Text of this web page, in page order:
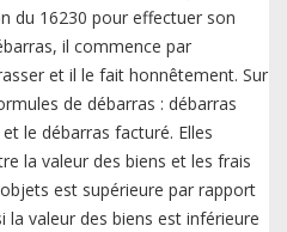
du 16230 pour effectuer son
il commence par
et il le fait honnêtement. Sur
de débarras : débarras
le débarras facturé. Elles
la valeur des biens et les frais
est supérieure par rapport
valeur des biens est inférieure